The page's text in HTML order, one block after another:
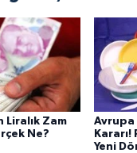
Liralık Zam
Ne?
Yeni